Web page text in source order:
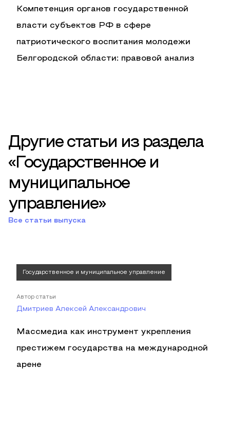
Компетенция органов государственной
власти субъектов РФ в сфере
патриотического воспитания молодежи
Белгородской области: правовой анализ
Другие статьи из раздела
«Государственное и
муниципальное
управление»
Все статьи выпуска
Государственное и муниципальное управление
Автор статьи
Дмитриев Алексей Александрович
Массмедиа как инструмент укрепления
престижем государства на международной
арене